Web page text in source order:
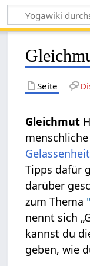
Seite
Gleichmut
menschliche
Gelassenheit
Tipps dafür
darüber
zum Thema
nennt sich
kannst du
geben, wie